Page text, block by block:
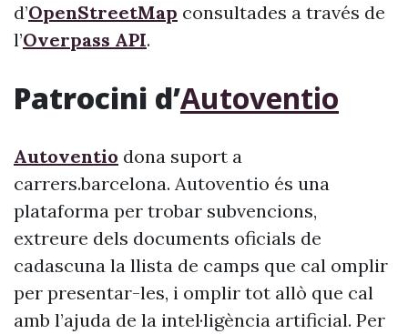
d’OpenStreetMap consultades a través de
l’Overpass API.
Patrocini d’Autoventio
Autoventio dona suport a
carrers.barcelona. Autoventio és una
plataforma per trobar subvencions,
extreure dels documents oficials de
cadascuna la llista de camps que cal omplir
per presentar-les, i omplir tot allò que cal
amb l’ajuda de la intel·ligència artificial. Per